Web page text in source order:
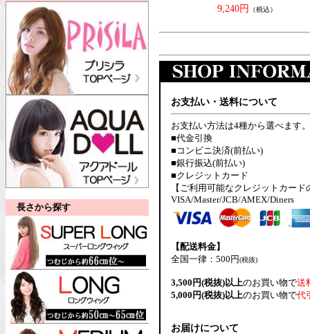
長さから探す
9,240円
（税込）
お支払い・送料について
お支払い方法は4種から選べます。
■代金引換
■コンビニ決済(前払い)
■銀行振込(前払い)
■クレジットカード
【ご利用可能なクレジットカード
VISA/Master/JCB/AMEX/Diners
【配送料金】
全国一律：500円(税抜)
3,500円(税抜)以上のお買い物で送
5,000円(税抜)以上のお買い物で代
お届けについて